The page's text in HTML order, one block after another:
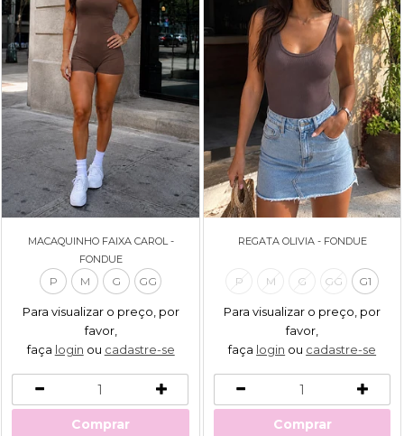
MACAQUINHO FAIXA CAROL -
FONDUE
P M G GG
Para visualizar o preço, por
favor,
faça login ou cadastre-se
Comprar
REGATA OLIVIA - FONDUE
P M G GG G1
Para visualizar o preço, por
favor,
faça login ou cadastre-se
Comprar